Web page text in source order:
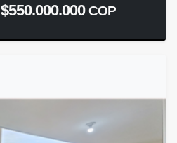
$550.000.000COP